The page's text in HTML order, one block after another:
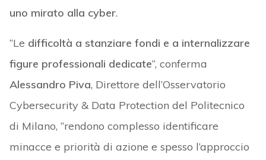
uno mirato alla cyber.
“Le difficoltà a stanziare fondi e a internalizzare
figure professionali dedicate“, conferma
Alessandro Piva, Direttore dell’Osservatorio
Cybersecurity & Data Protection del Politecnico
di Milano, “rendono complesso identificare
minacce e priorità di azione e spesso l’approccio